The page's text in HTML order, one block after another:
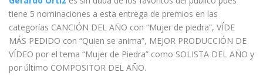
tiene 5 nominaciones a esta entrega de premios en las
categorías CANCIÓN DEL AÑO con “Mujer de piedra”, VÍDE
MÁS PEDIDO con “Quien se anima”, MEJOR PRODUCCIÓN DE
VÍDEO por el tema “Mujer de Piedra” como SOLISTA DEL AÑO y
por último COMPOSITOR DEL AÑO.